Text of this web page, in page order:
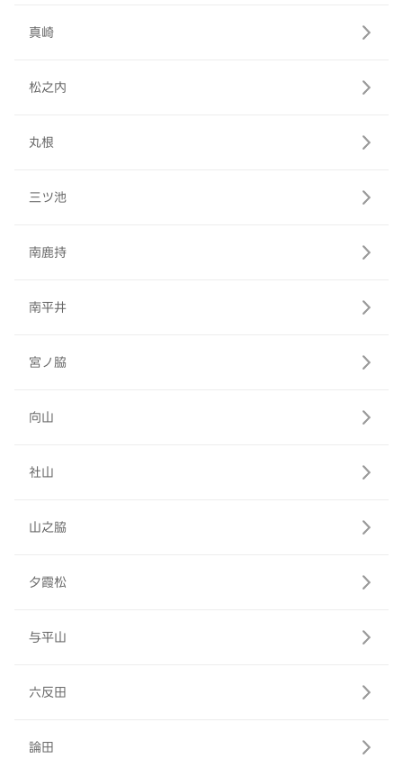
真崎
松之内
丸根
三ツ池
南鹿持
南平井
宮ノ脇
向山
社山
山之脇
夕霞松
与平山
六反田
論田